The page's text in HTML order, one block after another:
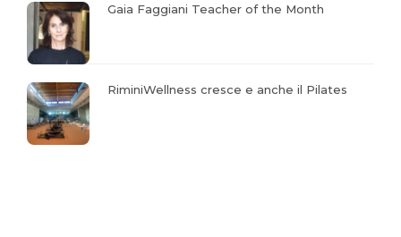
Gaia Faggiani Teacher of the Month
RiminiWellness cresce e anche il Pilates